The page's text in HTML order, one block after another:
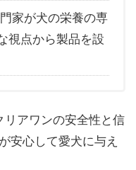
家が犬の栄養の専
視点から製品を設
リアワンの安全性と信
安心して愛犬に与え